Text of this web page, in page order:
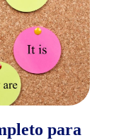
para